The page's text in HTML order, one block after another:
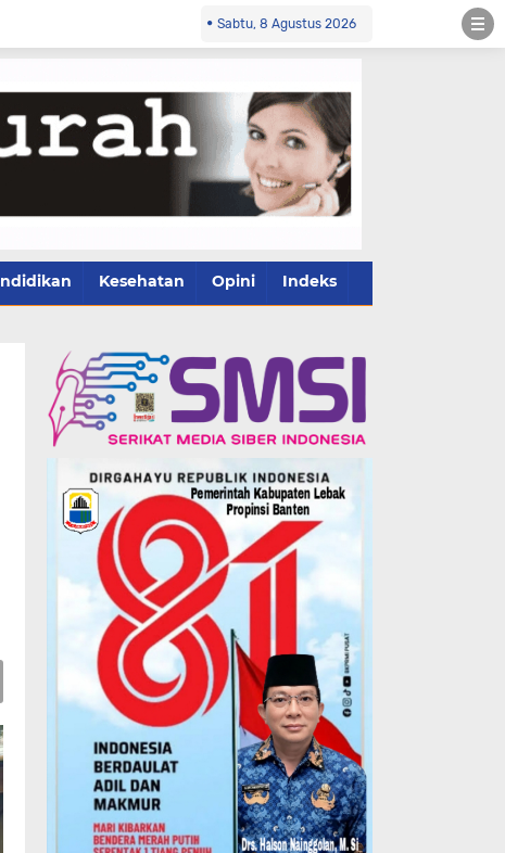
Sabtu, 8 Agustus 2026
Kesehatan Opini Indeks